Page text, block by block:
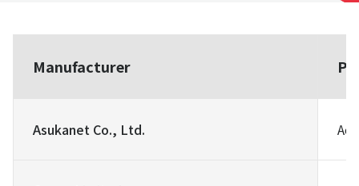
Manufacturer
Asukanet Co., Ltd.